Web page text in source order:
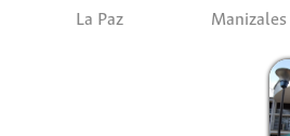
La Paz Manizales